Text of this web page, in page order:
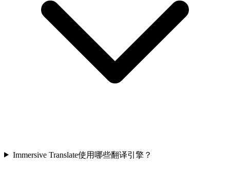
Immersive Translate使用哪些翻译引擎？